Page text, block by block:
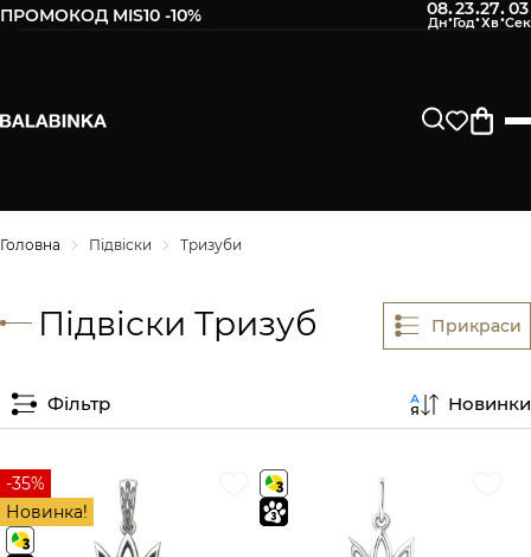
ПРОМОКОД MIS10 -10% 08:23:27:03
Головна Підвіски Тризуби
Підвіски Тризуб Прикраси
Фільтр Новинки
-35%
Новинка!